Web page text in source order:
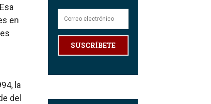
en
la
del
SUSCRÍBETE